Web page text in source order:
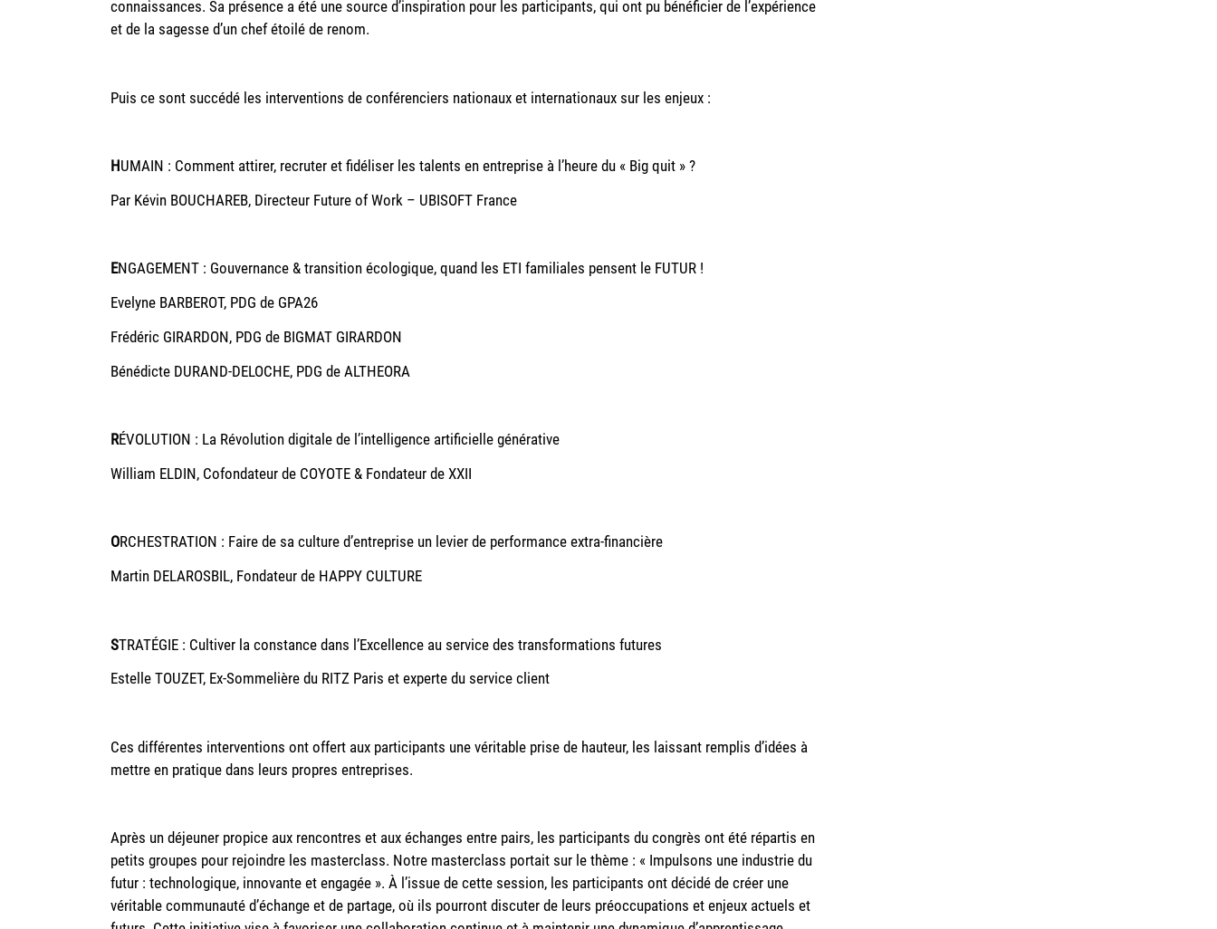
connaissances. Sa présence a été une source d’inspiration pour les participants, qui ont pu bénéficier de l’expérience
et de la sagesse d’un chef étoilé de renom.
Puis ce sont succédé les interventions de conférenciers nationaux et internationaux sur les enjeux :
HUMAIN : Comment attirer, recruter et fidéliser les talents en entreprise à l’heure du « Big quit » ?
Par Kévin BOUCHAREB, Directeur Future of Work – UBISOFT France
ENGAGEMENT : Gouvernance & transition écologique, quand les ETI familiales pensent le FUTUR !
Evelyne BARBEROT, PDG de GPA26
Frédéric GIRARDON, PDG de BIGMAT GIRARDON
Bénédicte DURAND-DELOCHE, PDG de ALTHEORA
RÉVOLUTION : La Révolution digitale de l’intelligence artificielle générative
William ELDIN, Cofondateur de COYOTE & Fondateur de XXII
ORCHESTRATION : Faire de sa culture d’entreprise un levier de performance extra-financière
Martin DELAROSBIL, Fondateur de HAPPY CULTURE
STRATÉGIE : Cultiver la constance dans l’Excellence au service des transformations futures
Estelle TOUZET, Ex-Sommelière du RITZ Paris et experte du service client
Ces différentes interventions ont offert aux participants une véritable prise de hauteur, les laissant remplis d’idées à
mettre en pratique dans leurs propres entreprises.
Après un déjeuner propice aux rencontres et aux échanges entre pairs, les participants du congrès ont été répartis en
petits groupes pour rejoindre les masterclass. Notre masterclass portait sur le thème : « Impulsons une industrie du
futur : technologique, innovante et engagée ». À l’issue de cette session, les participants ont décidé de créer une
véritable communauté d’échange et de partage, où ils pourront discuter de leurs préoccupations et enjeux actuels et